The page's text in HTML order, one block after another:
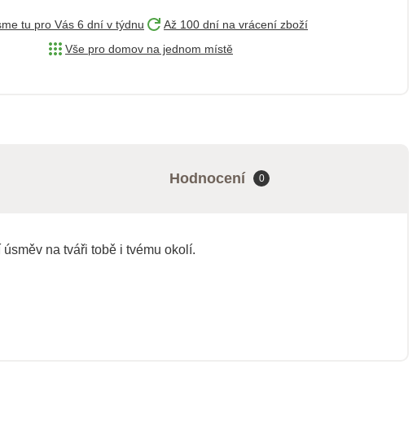
tu pro Vás 6 dní v týdnu
Až 100 dní na vrácení zboží
Vše pro domov na jednom místě
Hodnocení 0
na tváři tobě i tvému okolí.